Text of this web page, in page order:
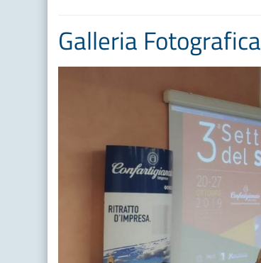
Galleria Fotografica